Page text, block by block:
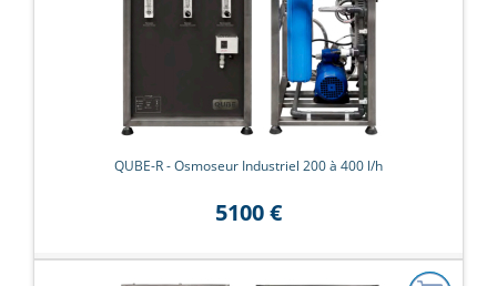
QUBE-R - Osmoseur Industriel 200 à 400 l/h
5100 €